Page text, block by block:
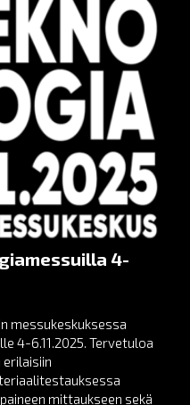
4-
messukeskuksessa
4-6.11.2025. Tervetuloa
mittaukseen sekä